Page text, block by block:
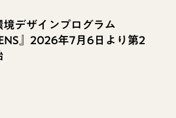
境デザインプログラム
』2026年7月6日より第2